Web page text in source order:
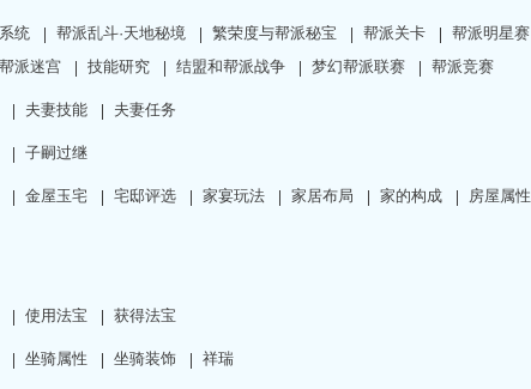
统 帮派乱斗·天地秘境 繁荣度与帮派秘宝 帮派关卡 帮派明星赛
帮派迷宫 技能研究 结盟和帮派战争 梦幻帮派联赛 帮派竞赛
夫妻技能 夫妻任务
子嗣过继
金屋玉宅 宅邸评选 家宴玩法 家居布局 家的构成 房屋属性
使用法宝 获得法宝
坐骑属性 坐骑装饰 祥瑞